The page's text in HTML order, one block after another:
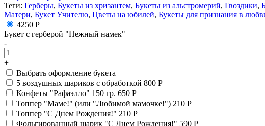
Теги: Герберы, Букеты из хризантем, Букеты из альстромерий, Гвоздики,
Матери, Букет Учителю, Цветы на юбилей, Букеты для признания в
4250 Р
Букет с герберой "Нежный намек"
-
+
Выбрать оформление букета
5 воздушных шариков с обработкой 800 Р
Конфеты "Рафаэлло" 150 гр. 650 Р
Топпер "Маме!" (или "Любимой мамочке!") 210 Р
Топпер "С Днем Рождения!" 210 Р
Фольгированный шарик "С Днем Рождения!" 590 Р